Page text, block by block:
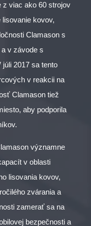
z viac ako 60 strojov
kovov,
Clamason s
v závode s
2017 sa tento
v reakcii na
Clamason tiež
aby podporila
významne
v oblasti
lisovania kovov,
zvárania a
zamerať sa na
bezpečnosti a